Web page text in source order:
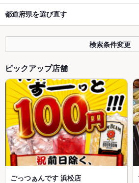
都道府県を選び直す
検索条件変更
ピックアップ店舗
ごっつぁんです 浜松店